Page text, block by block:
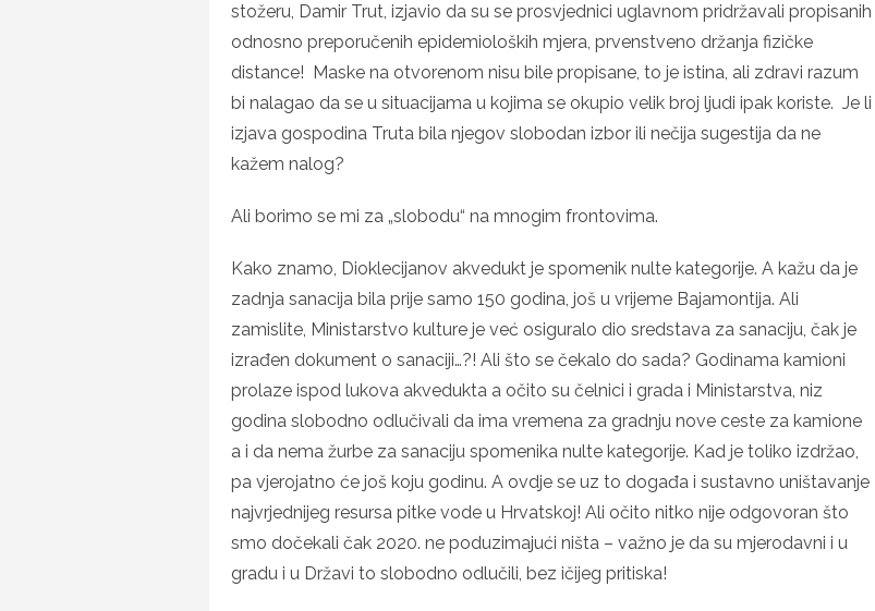
stožeru, Damir Trut, izjavio da su se prosvjednici uglavnom pridržavali propisanih
odnosno preporučenih epidemioloških mjera, prvenstveno držanja fizičke
distance! Maske na otvorenom nisu bile propisane, to je istina, ali zdravi razum
bi nalagao da se u situacijama u kojima se okupio velik broj ljudi ipak koriste. Je li
izjava gospodina Truta bila njegov slobodan izbor ili nečija sugestija da ne
kažem nalog?
Ali borimo se mi za „slobodu“ na mnogim frontovima.
Kako znamo, Dioklecijanov akvedukt je spomenik nulte kategorije. A kažu da je
zadnja sanacija bila prije samo 150 godina, još u vrijeme Bajamontija. Ali
zamislite, Ministarstvo kulture je već osiguralo dio sredstava za sanaciju, čak je
izrađen dokument o sanaciji…?! Ali što se čekalo do sada? Godinama kamioni
prolaze ispod lukova akvedukta a očito su čelnici i grada i Ministarstva, niz
godina slobodno odlučivali da ima vremena za gradnju nove ceste za kamione
a i da nema žurbe za sanaciju spomenika nulte kategorije. Kad je toliko izdržao,
pa vjerojatno će još koju godinu. A ovdje se uz to događa i sustavno uništavanje
najvrjednijeg resursa pitke vode u Hrvatskoj! Ali očito nitko nije odgovoran što
smo dočekali čak 2020. ne poduzimajući ništa – važno je da su mjerodavni i u
gradu i u Državi to slobodno odlučili, bez ičijeg pritiska!